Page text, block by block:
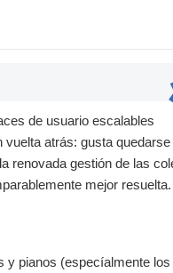
de usuario escalables
vuelta atrás: gusta quedarse
renovada gestión de las
mejor resuelta.
y pianos (especíalmente los